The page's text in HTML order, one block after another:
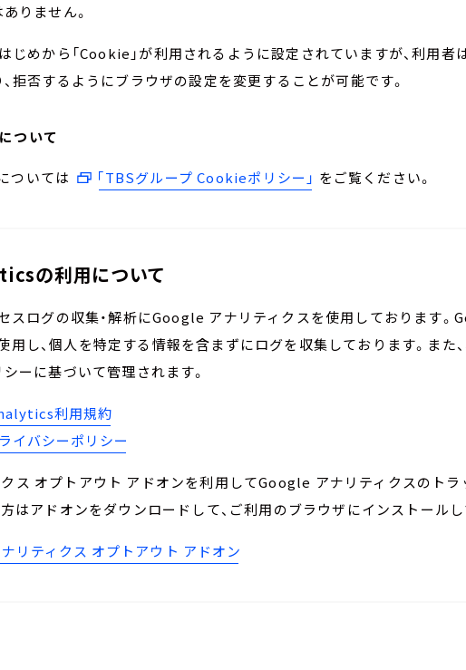
りません。
じめから「Cookie」が利用されるように設定されていますが、利用者
拒否するようにブラウザの設定を変更することが可能です。
ついて
ついては 「TBSグループ Cookieポリシー」 をご覧ください。
の利用について
スログの収集・解析にGoogle アナリティクスを使用しております
用し、個人を特定する情報を含まずにログを収集しております。また
ーに基づいて管理されます。
利用規約
イバシーポリシー
ス オプトアウト アドオンを利用してGoogle アナリティクスのト
はアドオンをダウンロードして、ご利用のブラウザにインストールし
リティクス オプトアウト アドオン